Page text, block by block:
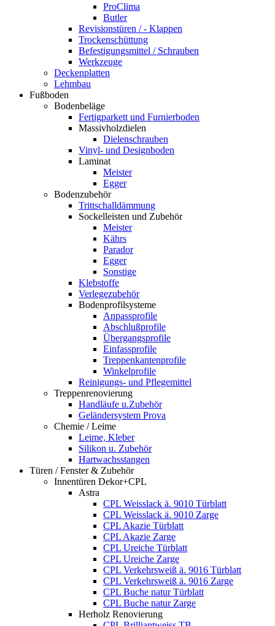
ProClima
Butler
Revisionstüren / - Klappen
Trockenschüttung
Befestigungsmittel / Schrauben
Werkzeuge
Deckenplatten
Lehmbau
Fußboden
Bodenbeläge
Fertigparkett und Furnierboden
Massivholzdielen
Dielenschrauben
Vinyl- und Designboden
Laminat
Meister
Egger
Bodenzubehör
Trittschalldämmung
Sockelleisten und Zubehör
Meister
Kährs
Parador
Egger
Sonstige
Klebstoffe
Verlegezubehör
Bodenprofilsysteme
Anpassprofile
Abschlußprofile
Übergangsprofile
Einfassprofile
Treppenkantenprofile
Winkelprofile
Reinigungs- und Pflegemittel
Treppenrenovierung
Handläufe u.Zubehör
Geländersystem Prova
Chemie / Leime
Leime, Kleber
Silikon u. Zubehör
Hartwachsstangen
Türen / Fenster & Zubehör
Innentüren Dekor+CPL
Astra
CPL Weisslack ä. 9010 Türblatt
CPL Weisslack ä. 9010 Zarge
CPL Akazie Türblatt
CPL Akazie Zarge
CPL Ureiche Türblatt
CPL Ureiche Zarge
CPL Verkehrsweiß ä. 9016 Türblatt
CPL Verkehrsweiß ä. 9016 Zarge
CPL Buche natur Türblatt
CPL Buche natur Zarge
Herholz Renovierung